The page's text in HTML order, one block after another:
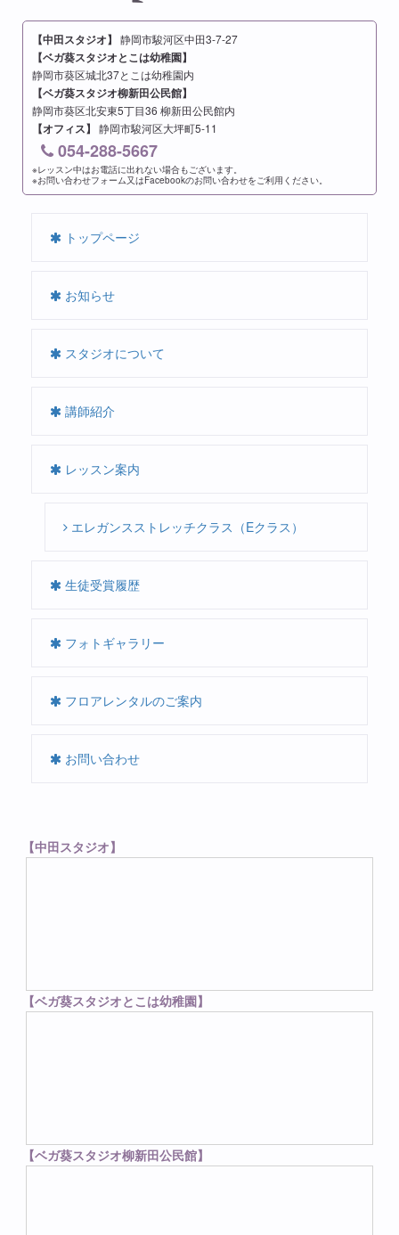
【中田スタジオ】 静岡市駿河区中田3-7-27
【ベガ葵スタジオとこは幼稚園】
静岡市葵区城北37とこは幼稚園内
【ベガ葵スタジオ柳新田公民館】
静岡市葵区北安東5丁目36 柳新田公民館内
【オフィス】 静岡市駿河区大坪町5-11
054-288-5667
※レッスン中はお電話に出れない場合もございます。
※お問い合わせフォーム又はFacebookのお問い合わせをご利用ください。
トップページ
お知らせ
スタジオについて
講師紹介
レッスン案内
エレガンスストレッチクラス（Eクラス）
生徒受賞履歴
フォトギャラリー
フロアレンタルのご案内
お問い合わせ
【中田スタジオ】
【ベガ葵スタジオとこは幼稚園】
【ベガ葵スタジオ柳新田公民館】